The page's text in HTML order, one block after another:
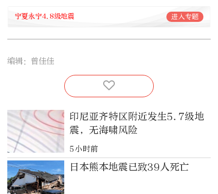
宁夏永宁4.8级地震 进入专题
编辑：曾佳佳
印尼亚齐特区附近发生5.7级地
震，无海啸风险
5小时前
日本熊本地震已致39人死亡